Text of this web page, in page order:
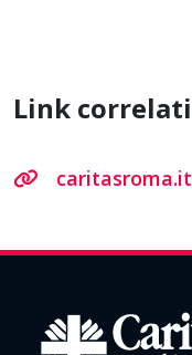
Link correlati
caritasroma.it